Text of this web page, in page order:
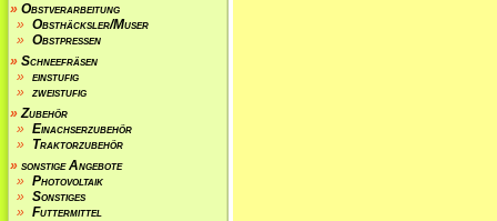
» Obstverarbeitung
» Obsthäcksler/Muser
» Obstpressen
» Schneefräsen
» einstufig
» zweistufig
» Zubehör
» Einachserzubehör
»
Traktorzubehör
» sonstige Angebote
» Photovoltaik
» Sonstiges
» Futtermittel